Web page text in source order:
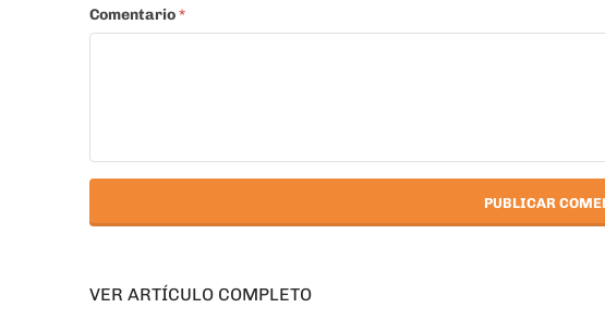
Comentario *
VER ARTÍCULO COMPLETO